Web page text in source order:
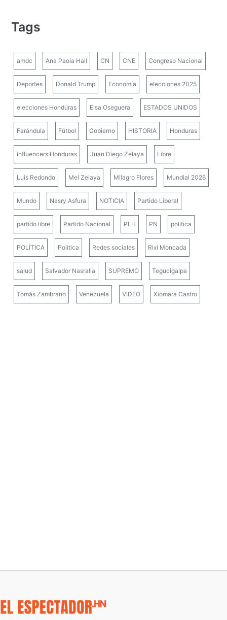
Tags
amdc Ana Paola Hall CN CNE Congreso Nacional
Deportes Donald Trump Economía elecciones 2025
elecciones Honduras Elsa Oseguera ESTADOS UNIDOS
Farándula Fútbol Gobierno HISTORIA Honduras
influencers Honduras Juan Diego Zelaya Libre
Luis Redondo Mel Zelaya Milagro Flores Mundial 2026
Mundo Nasry Asfura NOTICIA Partido Liberal
partido libre Partido Nacional PLH PN politica
POLÍTICA Política Redes sociales Rixi Moncada
salud Salvador Nasralla SUPREMO Tegucigalpa
Tomás Zambrano Venezuela VIDEO Xiomara Castro